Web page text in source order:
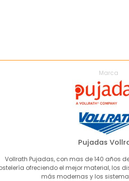
Marca
Pujadas
Vollrath Pujadas, con mas de 140 años
ofreciendo el mejor material, los
más modernas y los